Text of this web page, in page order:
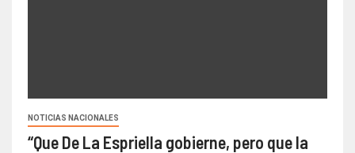
NOTICIAS NACIONALES
“Que De La Espriella gobierne, pero que la